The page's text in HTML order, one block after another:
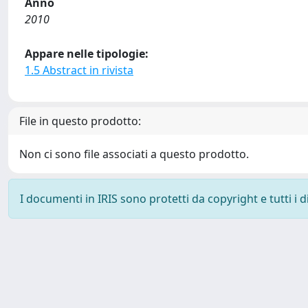
2010
Appare nelle tipologie:
1.5 Abstract in rivista
File in questo prodotto:
Non ci sono file associati a questo prodotto.
I documenti in IRIS sono protetti da copyright e tutti i